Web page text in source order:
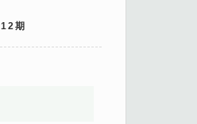
12期